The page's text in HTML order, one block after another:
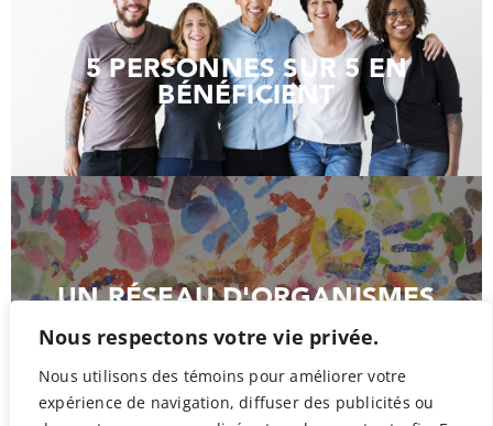
Nous respectons votre vie privée.
Nous utilisons des témoins pour améliorer votre
expérience de navigation, diffuser des publicités ou
5 PERSONNES SUR 5 EN
BÉNÉFICIENT
UN RÉSEAU D'ORGANISMES
COMMUNAUTAIRES